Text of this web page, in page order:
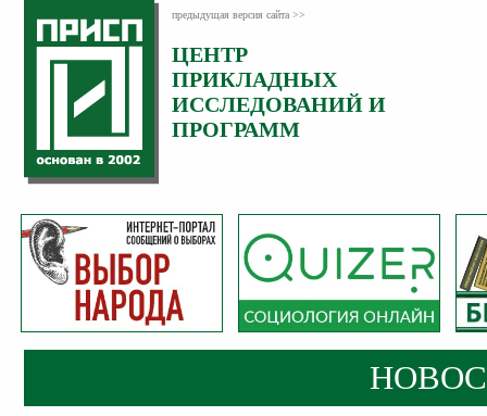
предыдущая версия сайта >>
ЦЕНТР
ПРИКЛАДНЫХ
ИССЛЕДОВАНИЙ И
ПРОГРАММ
Категория:
Новости
Опубликовано:
23
Март
2019